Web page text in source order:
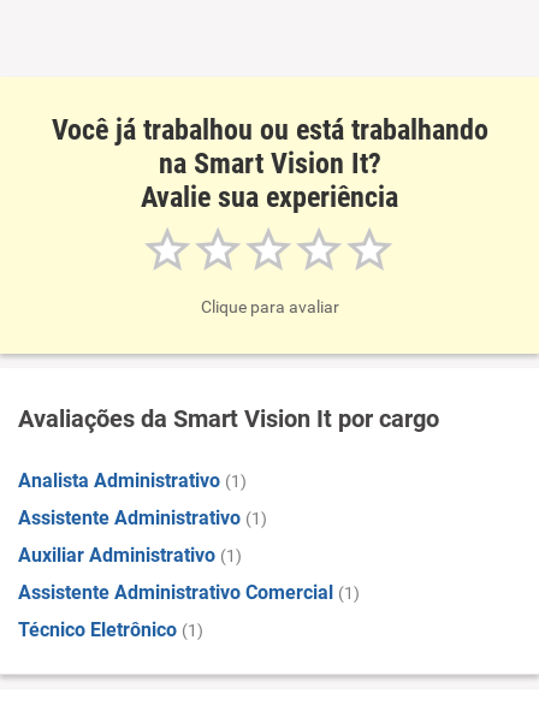
Você já trabalhou ou está trabalhando
na Smart Vision It?
Avalie sua experiência
Clique para avaliar
Avaliações da Smart Vision It por cargo
Analista Administrativo (1)
Assistente Administrativo (1)
Auxiliar Administrativo (1)
Assistente Administrativo Comercial (1)
Técnico Eletrônico (1)